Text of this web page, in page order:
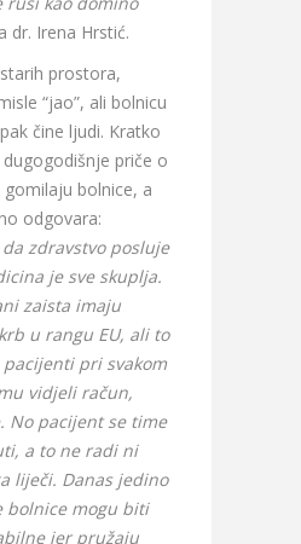
dr. Irena Hrstić.
prostora,
“jao”, ali bolnicu
čine ljudi. Kratko
priče o
bolnice, a
odgovara:
zdravstvo posluje
je sve skuplja.
zaista imaju
u rangu EU, ali to
pacijenti pri svakom
vidjeli račun,
No pacijent se time
a to ne radi ni
liječi. Danas jedino
bolnice mogu biti
jer pružaju